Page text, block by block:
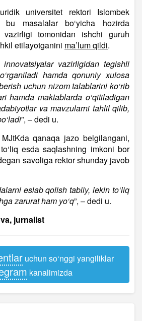
universitet rektori Islombek
bu masalalar bo‘yicha hozirda
tomonidan ishchi guruh
etilayotganini ma’lum qildi.
vazirligidan tegishli
hamda qonuniy xulosa
uchun nizom talablarini ko‘rib
hamda maktablarda o‘qitiladigan
va mavzularni tahlil qilib,
”, – dedi u.
qanaqa jazo belgilangani,
esda saqlashning imkoni bor
savoliga rektor shunday javob
eslab qolish tabiiy, lekin to‘liq
zarurat ham yo‘q”, – dedi u.
jurnalist
uchun so‘nggi yangiliklar
kanalimizda